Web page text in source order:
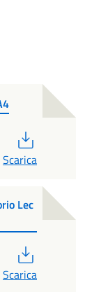
Scarica
Lec
Scarica